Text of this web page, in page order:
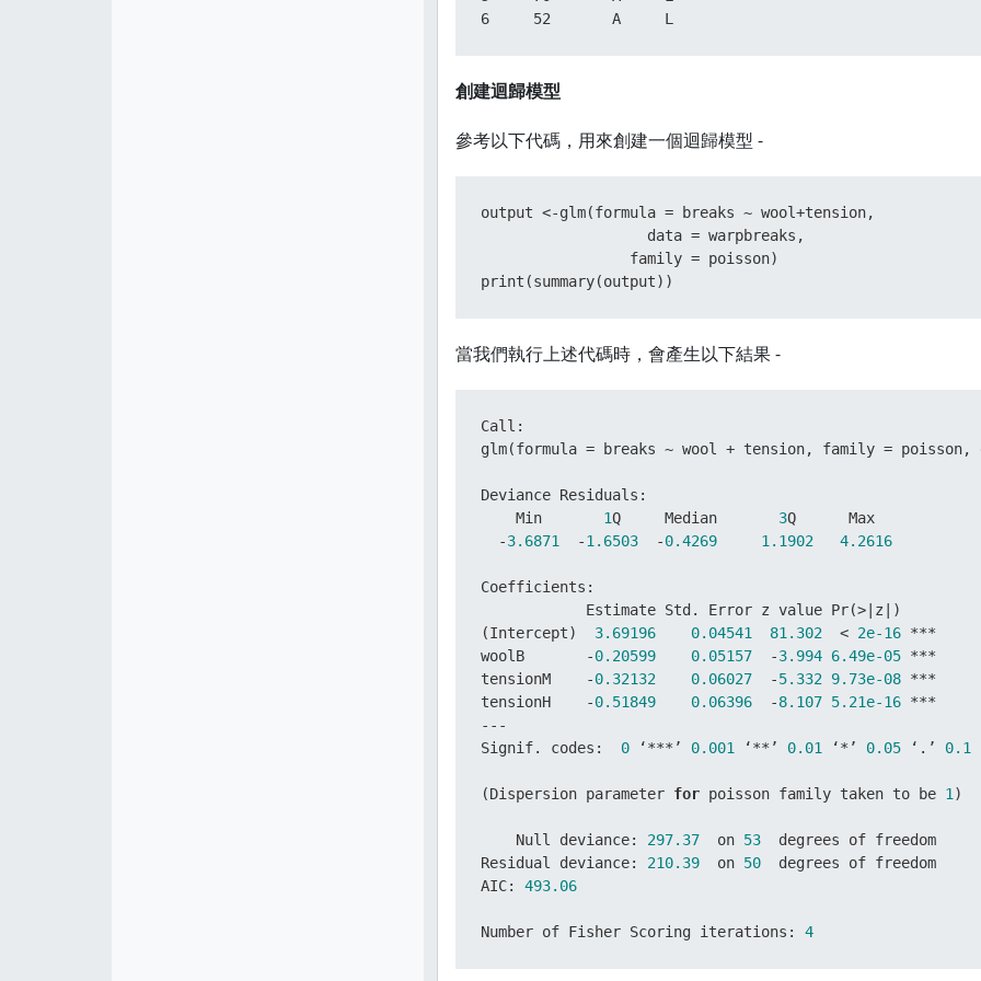
6     52       A     L
創建迴歸模型
參考以下代碼，用來創建一個迴歸模型 -
output <-glm(formula = breaks ~ wool+tension,
                   data
= warpbreaks ,
                 family
= poisson)
print (summary(output) )
當我們執行上述代碼時，會產生以下結果 -
Call :
glm(formula = breaks ~ wool + tension, family = poisson,
Deviance Residuals :
    Min
1Q     Median 3Q      Max
-3.6871 -1.6503 -0.4269 1.1902 4.2616
Coefficients :
            Estimate Std. Error z value Pr
(> z
)
(Intercept) 3.69196 0.04541 81.302 < 2e-16 ***
woolB
-0.20599 0.05157 -3.994 6.49e-05 ***
tensionM
-0.32132 0.06027 -5.332 9.73e-08 ***
tensionH
-0.51849 0.06396 -8.107 5.21e-16 ***
- - -
Signif. codes : 0 ‘*** ’ 0.001 ‘** ’ 0.01 ‘* ’ 0.05 ‘.’ 0.1
(Dispersion parameter for poisson family taken to be 1 )
    Null deviance
: 297.37
  on
53
  degrees of freedom
Residual deviance: 210.39
  on
50
  degrees of freedom
AIC: 493.06
Number of Fisher Scoring iterations : 4